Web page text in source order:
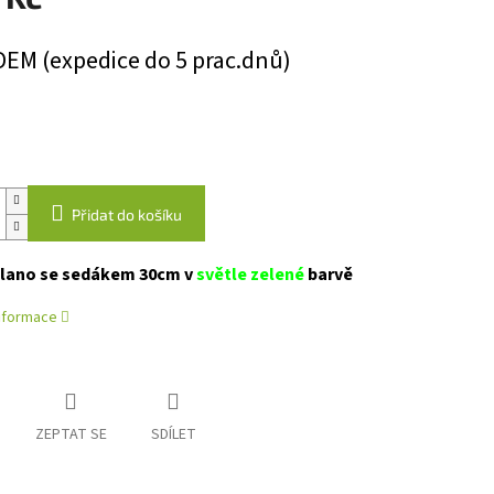
(expedice do 5 prac.dnů)
Přidat do košíku
se sedákem 30cm vsvětle zelené barvě
ZEPTAT SE SDÍLET